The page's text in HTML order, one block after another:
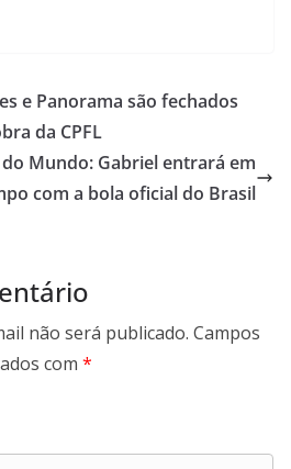
e Panorama são fechados
da CPFL
Mundo: Gabriel entrará em
com a bola oficial do Brasil
não será publicado. Campos
com *